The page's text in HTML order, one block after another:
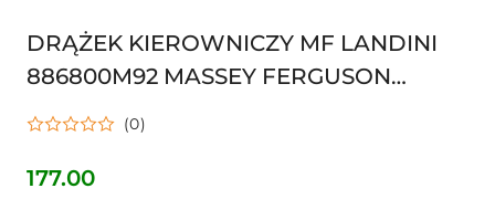
DRĄŻEK KIEROWNICZY MF LANDINI
886800M92 MASSEY FERGUSON
38715279
(0)
Cena:
177.00